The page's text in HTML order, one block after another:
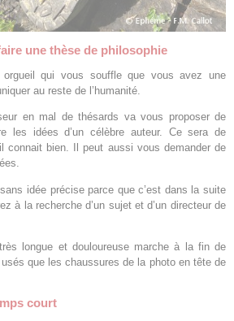
une thèse de philosophie
orgueil qui vous souffle que vous avez une
au reste de l’humanité.
en mal de thésards va vous proposer de
les idées d’un célèbre auteur. Ce sera de
connait bien. Il peut aussi vous demander de
idée précise parce que c’est dans la suite
à la recherche d’un sujet et d’un directeur de
longue et douloureuse marche à la fin de
que les chaussures de la photo en tête de
court